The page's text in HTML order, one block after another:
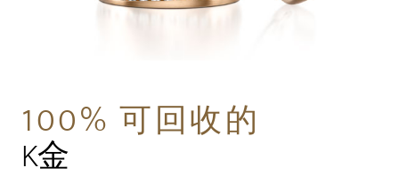
100% 可回收的
K金